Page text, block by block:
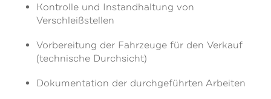
Kontrolle und Instandhaltung von
Verschleißstellen
Vorbereitung der Fahrzeuge für den Verkauf
(technische Durchsicht)
Dokumentation der durchgeführten Arbeiten